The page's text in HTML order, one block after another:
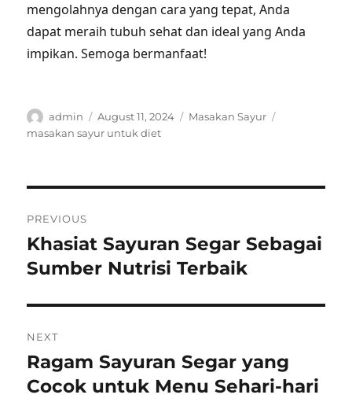
mengolahnya dengan cara yang tepat, Anda
dapat meraih tubuh sehat dan ideal yang Anda
impikan. Semoga bermanfaat!
Author
admin
Posted
on
August 11, 2024 Categories
Masakan Sayur
masakan sayur untuk diet
navigation
PREVIOUS
Previous
post:
Khasiat Sayuran Segar Sebagai
Sumber Nutrisi Terbaik
NEXT
Next
post:
Ragam Sayuran Segar yang
Cocok untuk Menu Sehari-hari